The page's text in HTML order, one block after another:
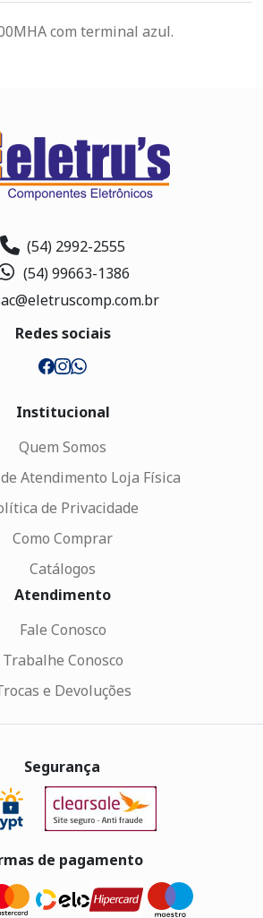
com terminal azul.
(54) 2992-2555
(54) 99663-1386
Redes sociais
Institucional
Quem Somos
Atendimento Loja Física
de Privacidade
Como Comprar
Catálogos
Atendimento
Fale Conosco
Trabalhe Conosco
e Devoluções
Segurança
de pagamento